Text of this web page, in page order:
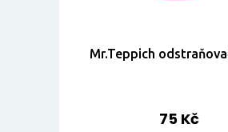
Mr.Teppich
75 Kč